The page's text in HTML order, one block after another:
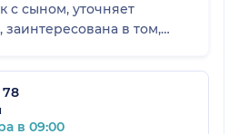
с сыном, уточняет
в том,
78
в 09:00